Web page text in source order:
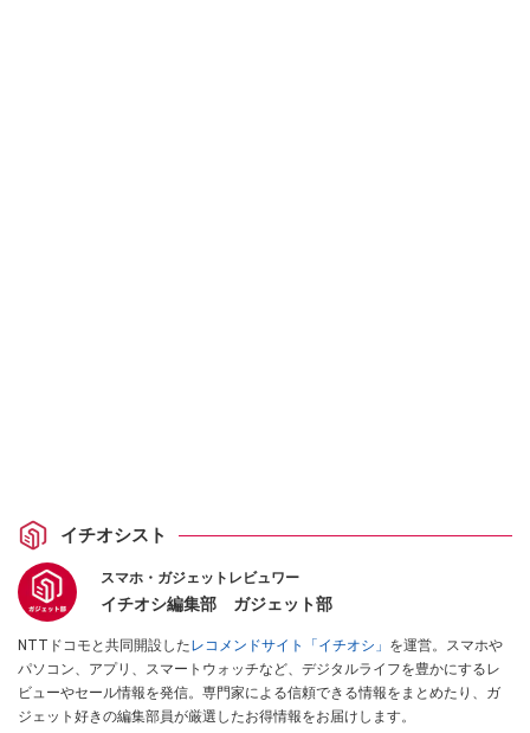
イチオシスト
スマホ・ガジェットレビュワー
イチオシ編集部 ガジェット部
NTTドコモと共同開設したレコメンドサイト「イチオシ」 を運営。スマホや
パソコン、アプリ、スマートウォッチなど、デジタルライフを豊かにするレ
ビューやセール情報を発信。専門家による信頼できる情報をまとめたり、ガ
ジェット好きの編集部員が厳選したお得情報をお届けします。